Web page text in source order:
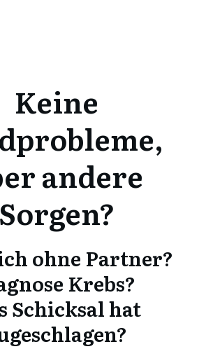
Keine
andere
Sorgen?
ohne Partner?
Krebs?
Schicksal hat